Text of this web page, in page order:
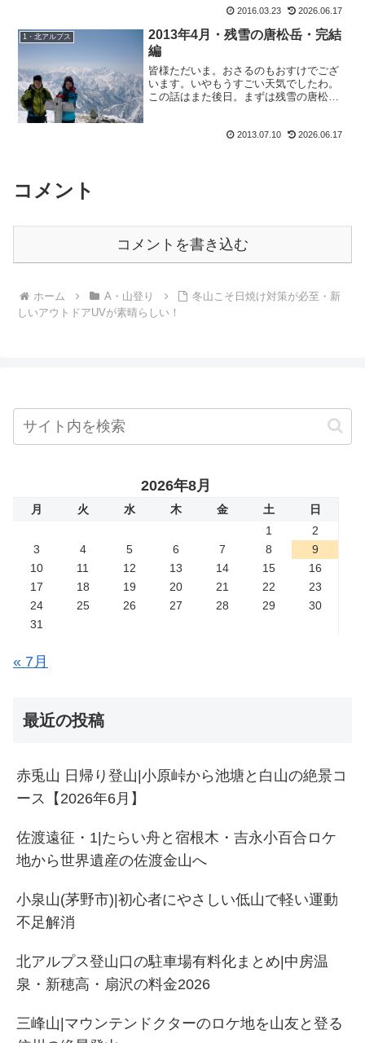
けでございます。皆様こんばんにゃ。さ
2016.03.23 2026.06.17
1・北アルプス
2013年4月・残雪の唐松岳・完結
編
皆様ただいま。おさるのもおすけでござ
います。いやもうすごい天気でしたわ。
この話はまた後日。まずは残雪の唐松
日 快晴八方尾根スキー場・ゴンドラ乗
2013.07.10 2026.06.17
コメント
コメントを書き込む
ホーム A・山登り
冬山こそ日焼け対策が必至・新
しいアウトドアUVが素晴らしい！
2026年8月
月 火 水 木 金 土
日
1
2
3
4 5 6 7 8
9
10
11 12 13 14 15
16
17
18 19 20 21 22
23
24
25 26 27 28 29
30
31
« 7月
最近の投稿
赤兎山 日帰り登山|小原峠から池塘と白山の絶景コ
ース【2026年6月】
佐渡遠征・1|たらい舟と宿根木・吉永小百合ロケ
地から世界遺産の佐渡金山へ
小泉山(茅野市)|初心者にやさしい低山で軽い運動
不足解消
北アルプス登山口の駐車場有料化まとめ|中房温
泉・新穂高・扇沢の料金2026
三峰山|マウンテンドクターのロケ地を山友と登る